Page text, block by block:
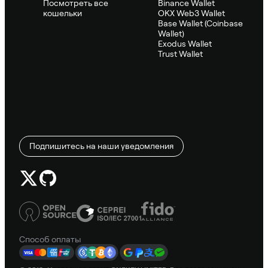
Посмотреть все
кошельки
Binance Wallet
OKX Web3 Wallet
Base Wallet (Coinbase
Wallet)
Exodus Wallet
Trust Wallet
Подпишитесь на наши уведомления
Способ оплаты